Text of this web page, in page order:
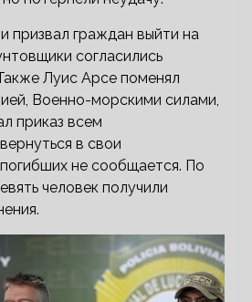
призвал граждан выйти на
согласились
Луис Арсе поменял
Военно-морскими силами,
приказ всем
в свои
не сообщается. По
человек получили